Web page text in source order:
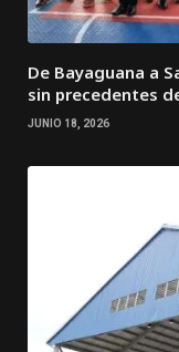
De Bayaguana a
sin precedentes
JUNIO 18, 2026